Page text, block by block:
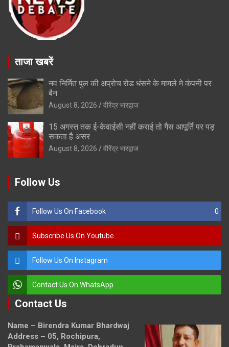
ताजा खबरें
नव निर्मित पुल की अप्रोच रोड धंसने के मामले मे कंपनी पर
बैन
August 8, 2026 वीरेंद्र भारद्वाज
15 अगस्त तक ई-केवाईसी नहीं कराई तो गैस आपूर्ति पर पड़
सकता है असर
August 8, 2026 वीरेंद्र भारद्वाज
Follow Us
Follow Us On Facebook 0
Subscribe Us On Youtube
Follow Us On Instagram
Contact Us On WhatsApp
Contact Us
Name – Birendra Kumar Bhardwaj
Address – 05, Rochipura,